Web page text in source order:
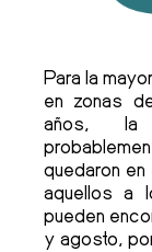
Para la
en zonas
años, la
quedaron
aquellos a
pueden
y agosto,